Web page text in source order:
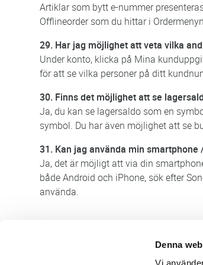
Denna
Vi
Artiklar som bytt e-nummer
Offlineorder som du hittar i
29. Har jag möjlighet att veta vilka
Under konto, klicka på Mina
för att se vilka personer på ditt
30. Finns det möjlighet att se
Ja, du kan se lagersaldo som en
symbol. Du har även möjlighet att se
31. Kan jag använda min
Ja, det är möjligt att via din
både Android och iPhone, sök efter
använda.